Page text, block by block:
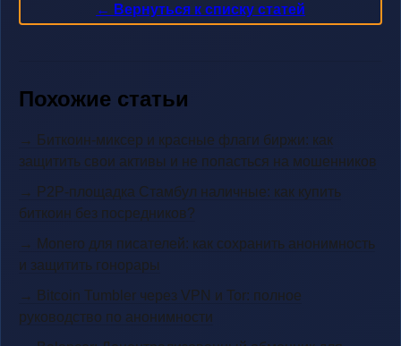
← Вернуться к списку статей
Похожие статьи
→ Биткоин-миксер и красные флаги биржи: как
защитить свои активы и не попасться на мошенников
→ P2P-площадка Стамбул наличные: как купить
биткоин без посредников?
→ Monero для писателей: как сохранить анонимность
и защитить гонорары
→ Bitcoin Tumbler через VPN и Tor: полное
руководство по анонимности